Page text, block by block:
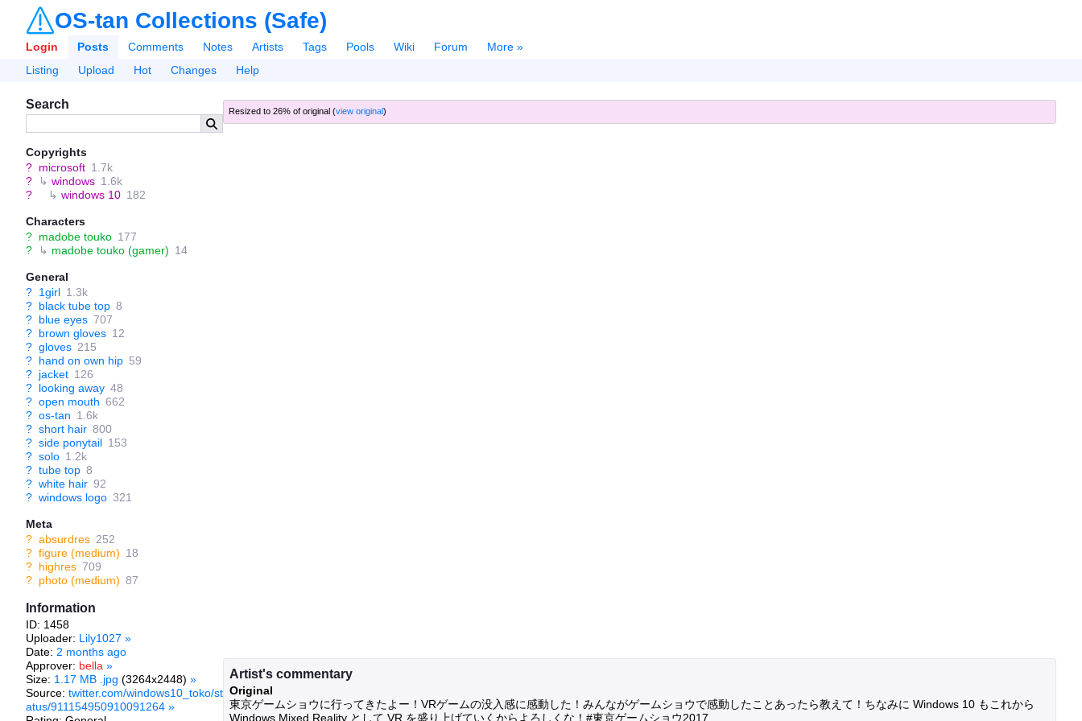
OS-tan Collections (Safe)
Login Posts Comments Notes Artists Tags Pools Wiki Forum
More »
Listing
Upload Hot Changes Help
Search
Copyrights
? microsoft 1.7k
?
↳ windows 1.6k
?
↳ windows 10 182
Characters
? madobe touko 177
?
↳ madobe touko (gamer) 14
General
? 1girl 1.3k
? black tube top 8
? blue eyes 707
? brown gloves 12
? gloves 215
? hand on own hip 59
? jacket 126
? looking away 48
? open mouth 662
? os-tan 1.6k
? short hair 800
? side ponytail 153
? solo 1.2k
? tube top 8
? white hair 92
? windows logo 321
Meta
? absurdres 252
? figure (medium) 18
? highres 709
? photo (medium) 87
Information
ID: 1458
Uploader: Lily1027 »
Date: 2 months ago
Approver: bella »
Size: 1.17 MB .jpg (3264x2448) »
Source: twitter.com/windows10_toko/st
atus/911154950910091264 »
Resized to 26% of original (view original)
Artist's commentary
Original
東京ゲームショウに行ってきたよー！VRゲームの没入感に感動した！みんながゲームショウで感動したことあったら教えて！ちなみに Windows 10 もこれから
Windows Mixed Reality として VR を盛り上げていくからよろしくな！#東京ゲームショウ2017